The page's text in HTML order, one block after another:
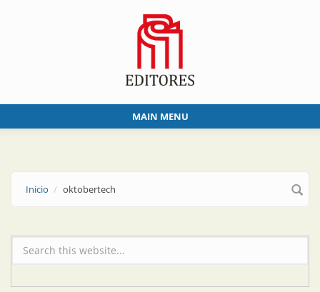
MAIN MENU
Inicio oktobertech
Formulario de búsqueda